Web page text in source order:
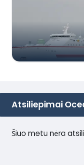
Atsiliepimai
Šiuo metu nėra